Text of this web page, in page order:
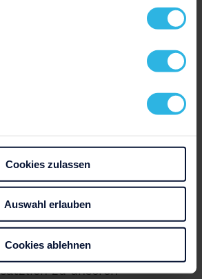
Cookies zulassen
Auswahl erlauben
Cookies ablehnen
Team hinter
und Fragen rund um die
zu unseren